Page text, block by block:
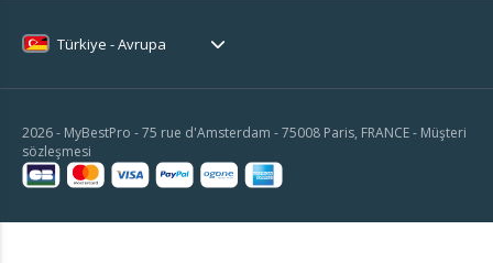
Türkiye - Avrupa
2026 - MyBestPro - 75 rue d'Amsterdam - 75008 Paris, FRANCE - Müşteri
sözleşmesi